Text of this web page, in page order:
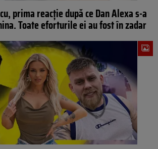
prima reacție după ce Dan Alexa s-a
Toate eforturile ei au fost în zadar